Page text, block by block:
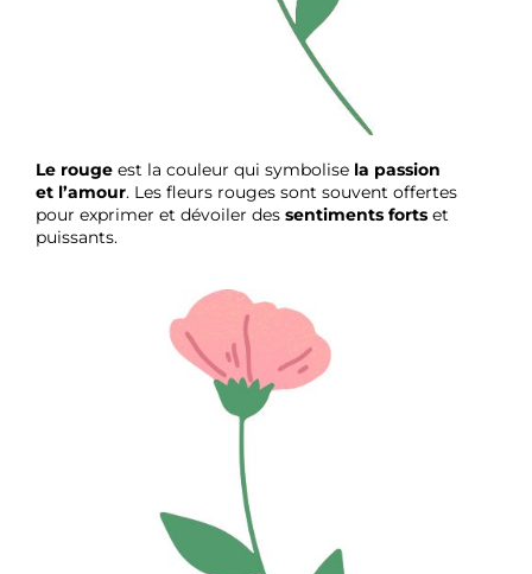
Le rouge est la couleur qui symbolise la passion
et l’amour. Les fleurs rouges sont souvent offertes
pour exprimer et dévoiler des sentiments forts et
puissants.